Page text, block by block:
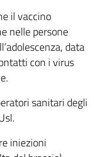
il vaccino
nelle persone
data
con i virus
sanitari degli
iniezioni